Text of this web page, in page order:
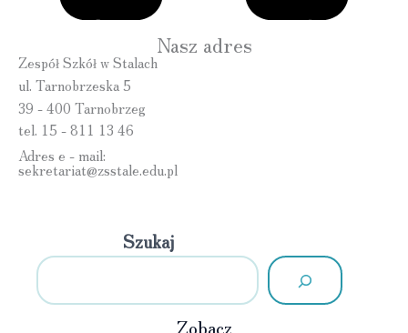
Nasz adres
Zespół Szkół w Stalach
ul. Tarnobrzeska 5
39 - 400 Tarnobrzeg
tel. 15 - 811 13 46
Adres e - mail:
sekretariat@zsstale.edu.pl
Szukaj
Zobacz